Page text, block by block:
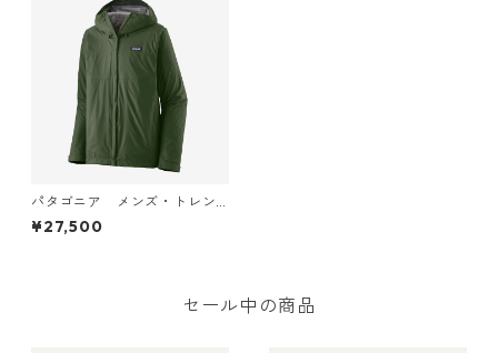
パタゴニア メンズ・トレン
トシェル 3L・レイン・ジャケ
ット (カラー Torrey Pine Gr
¥27,500
セール中の商品